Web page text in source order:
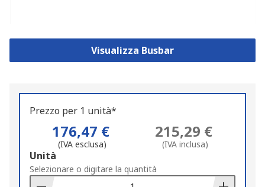
Visualizza Busbar
Prezzo per 1 unità*
176,47 €
(IVA esclusa)
215,29 €
(IVA inclusa)
Add
to
Basket
Unità
Selezionare o digitare la quantità